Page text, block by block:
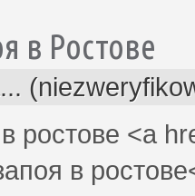
в Ростове
ростове <a
в